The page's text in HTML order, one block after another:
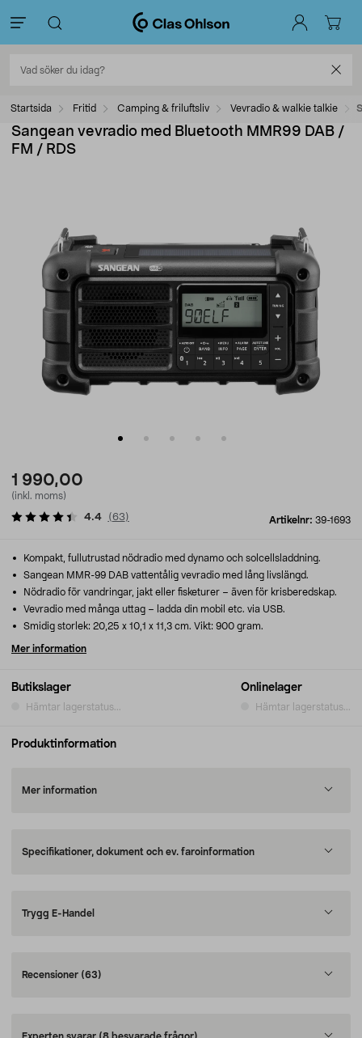
Startsida Fritid Camping & friluftsliv Vevradio & walkie talkie
Sangean vevradio med Bluetooth MMR99 DAB /
FM / RDS
1 990,00
(inkl. moms)
Artikelnr: 39-1693
4.4 (63)
Butikslager
Hämtar lagerstatus...
Onlinelager
Hämtar lagerstatus...
Kompakt, fullutrustad nödradio med dynamo och solcellsladdning.
Sangean MMR-99 DAB vattentålig vevradio med lång livslängd.
Nödradio för vandringar, jakt eller fisketurer – även för krisberedskap.
Vevradio med många uttag – ladda din mobil etc. via USB.
Smidig storlek: 20,25 x 10,1 x 11,3 cm. Vikt: 900 gram.
Mer information
Produktinformation
Mer information
Specifikationer, dokument och ev. faroinformation
Trygg E-Handel
Recensioner (63)